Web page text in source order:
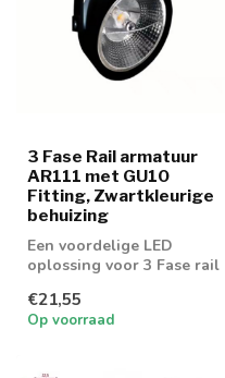
3 Fase Rail armatuur
AR111 met GU10
Fitting, Zwartkleurige
behuizing
Een voordelige LED
oplossing voor 3 Fase rail
€21,55
Op voorraad